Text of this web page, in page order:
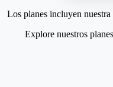
Los planes incluyen nuestra
Explore nuestros planes